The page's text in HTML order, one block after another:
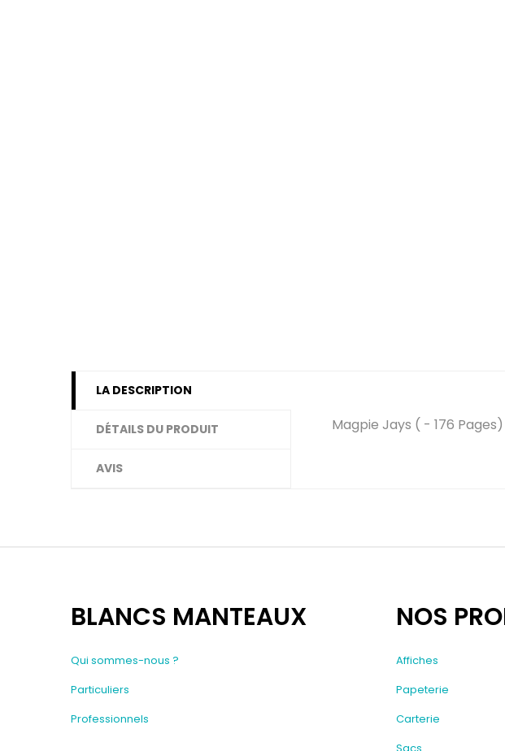
LA DESCRIPTION
DÉTAILS DU PRODUIT
AVIS
Magpie Jays ( - 176 Pages)
BLANCS MANTEAUX
Qui sommes-nous ?
Particuliers
Professionnels
NOS
Affiches
Papeterie
Carterie